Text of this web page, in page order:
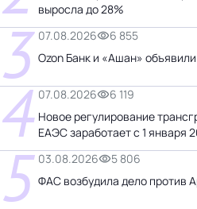
выросла до 28%
3 07.08.2026
6 855
Ozon Банк и «Ашан»
4 07.08.2026
6 119
Новое регулирование
ЕАЭС заработает с 1 января
5 03.08.2026
5 806
ФАС возбудила дело против